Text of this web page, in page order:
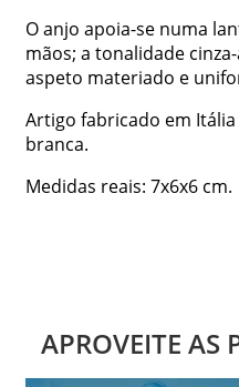
O anjo apoia-se numa
mãos; a tonalidade
aspeto materiado e
Artigo fabricado em
branca.
Medidas reais: 7x6x6 cm.
APROVEITE AS